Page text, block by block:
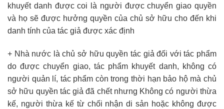
khuyết danh được coi là người được chuyển giao quyền
và họ sẽ được hưởng quyền của chủ sở hữu cho đến khi
danh tính của tác giả được xác định
+ Nhà nước là chủ sở hữu quyền tác giả đối với tác phẩm
do được chuyển giao, tác phẩm khuyết danh, không có
người quản lí, tác phẩm còn trong thời hạn bảo hộ mà chủ
sở hữu quyền tác giả đã chết nhưng Không có người thừa
kế, người thừa kế từ chối nhận di sản hoặc không được